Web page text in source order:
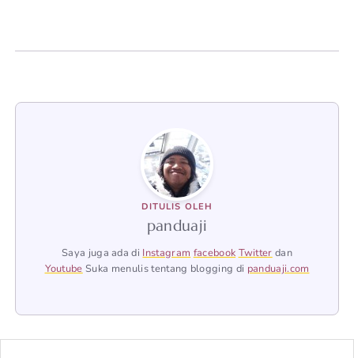
DITULIS OLEH
panduaji
Saya juga ada di Instagram facebook Twitter dan
Youtube Suka menulis tentang blogging di panduaji.com